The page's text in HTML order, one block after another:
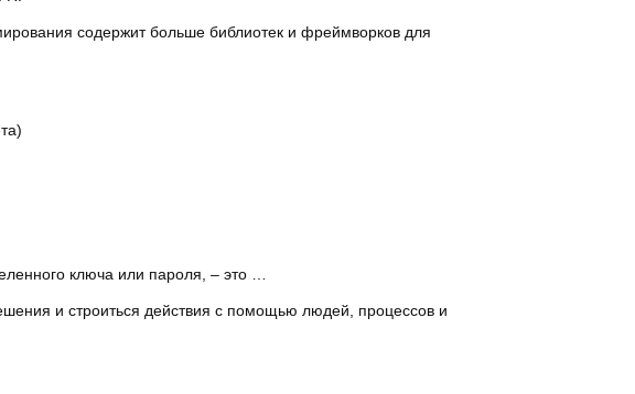
содержит больше библиотек и фреймворков для
ключа или пароля, – это …
и строиться действия с помощью людей, процессов и